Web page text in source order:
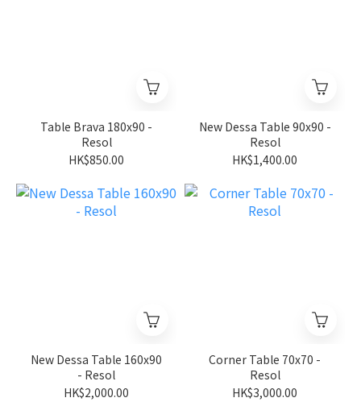
Table Brava 180x90 -
Resol
HK$850.00
New Dessa Table 90x90 -
Resol
HK$1,400.00
New Dessa Table 160x90
- Resol
HK$2,000.00
Corner Table 70x70 -
Resol
HK$3,000.00